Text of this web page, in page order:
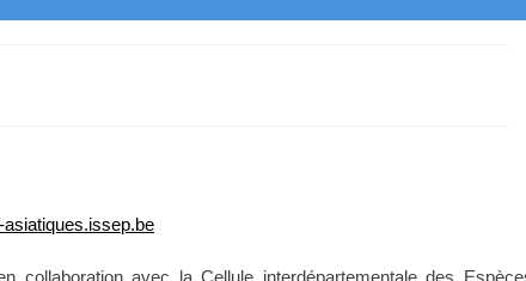
collaboration avec la Cellule interdépartementale des